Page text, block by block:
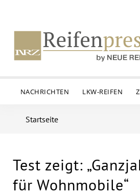
NACHRICHTEN LKW-REIFEN
Startseite
Test zeigt:
für Wohnmobile“